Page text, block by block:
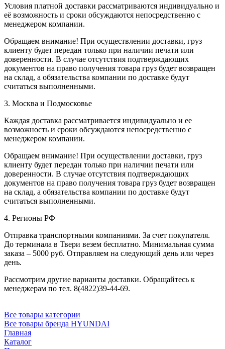
Условия платной доставки рассматриваются индивидуально и
её возможность и сроки обсуждаются непосредственно с
менеджером компании.
Обращаем внимание! При осуществлении доставки, груз
клиенту будет передан только при наличии печати или
доверенности. В случае отсутствия подтверждающих
документов на право получения товара груз будет возвращен
на склад, а обязательства компании по доставке будут
считаться выполненными.
3. Москва и Подмосковье
Каждая доставка рассматривается индивидуально и ее
возможность и сроки обсуждаются непосредственно с
менеджером компании.
Обращаем внимание! При осуществлении доставки, груз
клиенту будет передан только при наличии печати или
доверенности. В случае отсутствия подтверждающих
документов на право получения товара груз будет возвращен
на склад, а обязательства компании по доставке будут
считаться выполненными.
4. Регионы РФ
Отправка транспортными компаниями. За счет покупателя.
До терминала в Твери везем бесплатно. Минимальная сумма
заказа – 5000 руб. Отправляем на следующий день или через
день.
Рассмотрим другие варианты доставки. Обращайтесь к
менеджерам по тел. 8(4822)39-44-69.
Все товары категории
Все товары бренда HYUNDAI
Главная
Каталог